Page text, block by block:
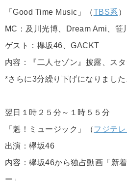
「Good Time Music」（TBS系 ）
MC：及川光博、Dream Ami、笹
ゲスト：欅坂46、GACKT
内容：『二人セゾン』披露、ス
*さらに3分繰り下げになりました
翌日１時２５分～１時５５分
「魁！ミュージック」（フジテ
出演：欅坂46
内容：欅坂46から独占動画「新